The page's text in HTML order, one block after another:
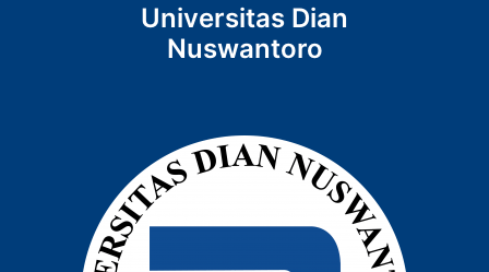
Universitas Dian
Nuswantoro